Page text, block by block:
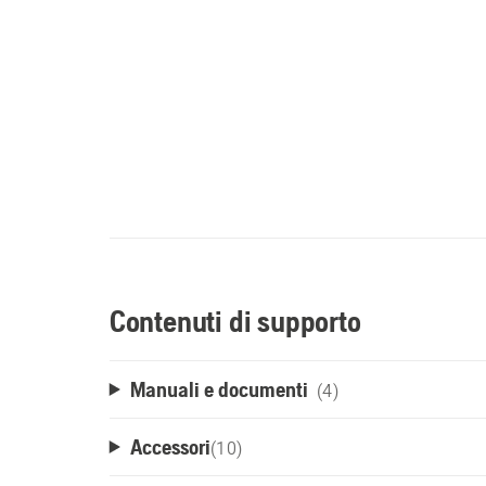
Contenuti di supporto
Manuali e documenti (4)
Accessori(10)